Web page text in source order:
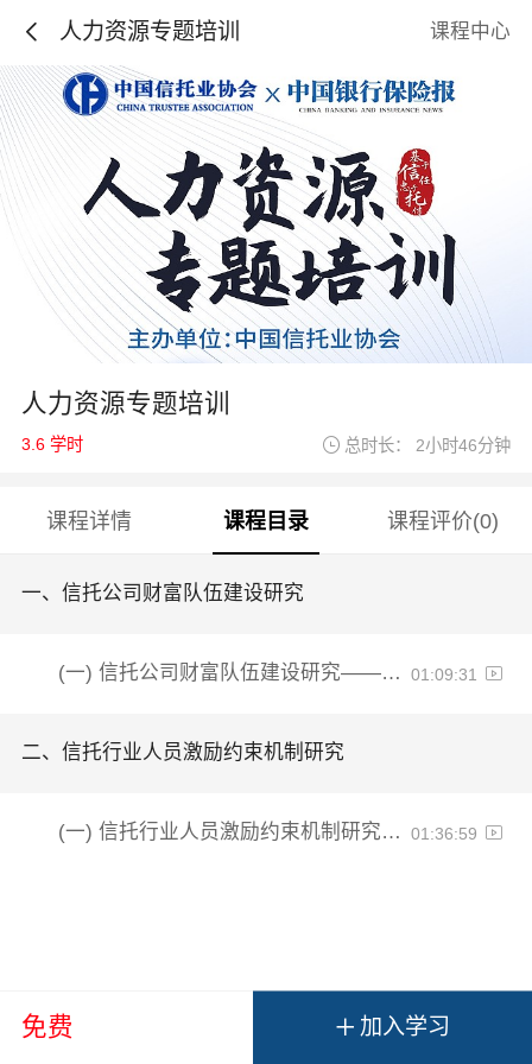
人力资源专题培训 课程中心
人力资源专题培训
3.6 学时 总时长： 2小时46分钟
课程详情 课程目录 课程评价(0)
一、 信托公司财富队伍建设研究
(一) 信托公司财富队伍建设研究——翟立宏 01:09:31
二、 信托行业人员激励约束机制研究
(一) 信托行业人员激励约束机制研究——刘香玉 01:36:59
免费 + 加入学习